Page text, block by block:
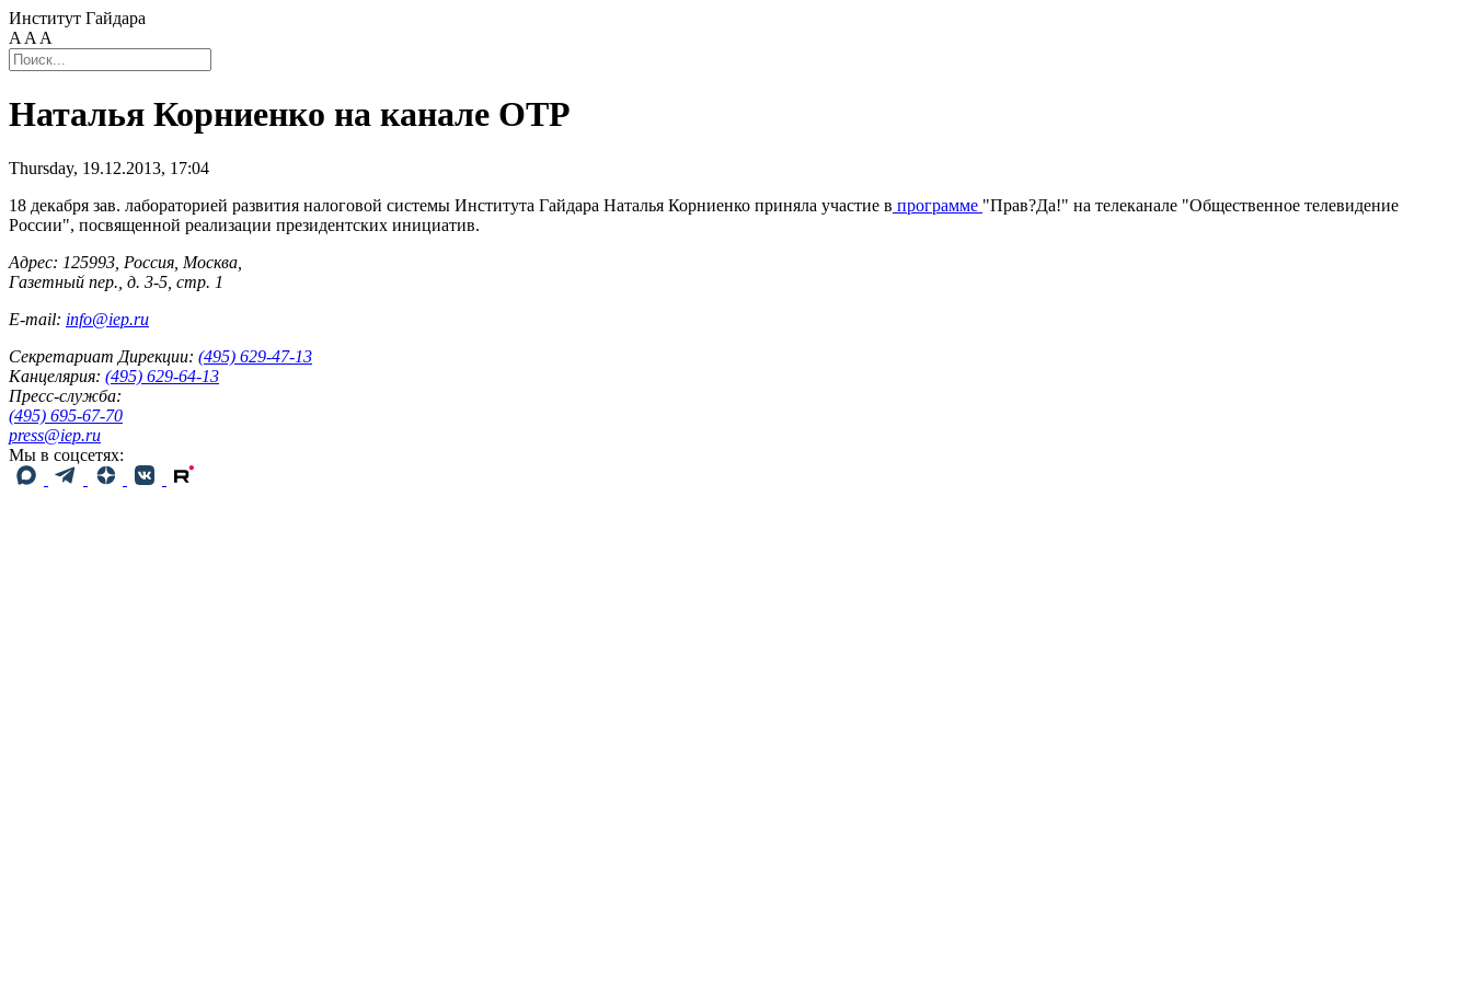
Институт Гайдара
A A A
Наталья Корниенко на канале ОТР
Thursday, 19.12.2013, 17:04
18 декабря зав. лабораторией развития налоговой системы Института Гайдара Наталья Корниенко приняла участие в программе "Прав?Да!" на телеканале "Общественное телевидение
России", посвященной реализации президентских инициатив.
Адрес: 125993, Россия, Москва,
Газетный пер., д. 3-5, стр. 1
E-mail: info@iep.ru
Секретариат Дирекции: (495) 629-47-13
Канцелярия: (495) 629-64-13
Пресс-служба:
(495) 695-67-70
press@iep.ru
Мы в соцсетях: